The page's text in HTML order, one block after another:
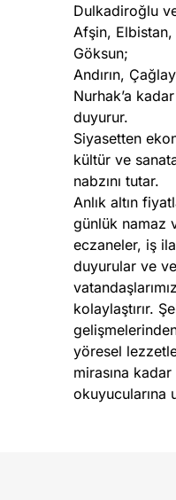
Dulkadiroğlu
Afşin,
Göksun;
Andırın,
Nurhak’a
duyurur.
Siyasetten
kültür ve
nabzını tutar.
Anlık altın
günlük namaz
eczaneler, iş
duyurular ve
kolaylaştırır.
yöresel
mirasına
okuyucularına